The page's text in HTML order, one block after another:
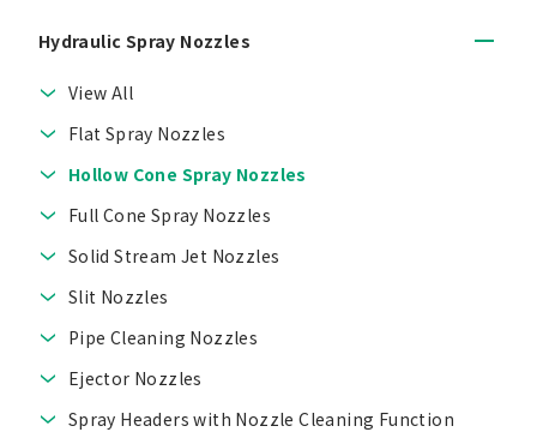
Hydraulic Spray Nozzles
View All
Flat Spray Nozzles
Hollow Cone Spray Nozzles
Full Cone Spray Nozzles
Solid Stream Jet Nozzles
Slit Nozzles
Pipe Cleaning Nozzles
Ejector Nozzles
Spray Headers with Nozzle Cleaning Function